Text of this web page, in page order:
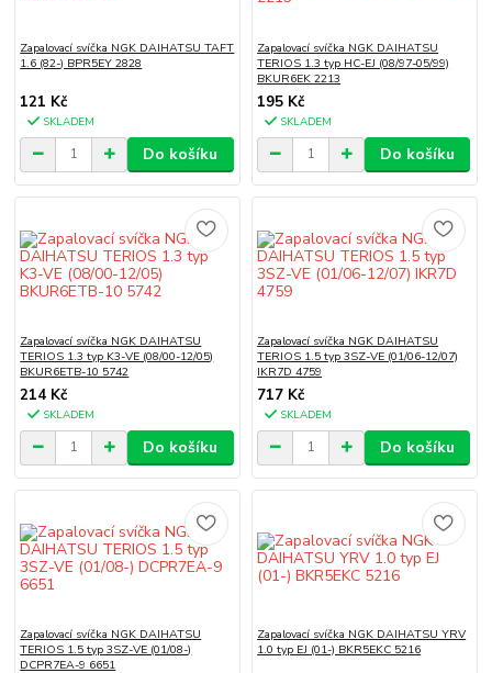
Zapalovací svíčka NGK DAIHATSU TAFT
1.6 (82-) BPR5EY 2828
121 Kč
SKLADEM
Do košíku
Zapalovací svíčka NGK DAIHATSU
TERIOS 1.3 typ HC-EJ (08/97-05/99)
BKUR6EK 2213
195 Kč
SKLADEM
Do košíku
Zapalovací svíčka NGK DAIHATSU
TERIOS 1.3 typ K3-VE (08/00-12/05)
BKUR6ETB-10 5742
214 Kč
SKLADEM
Do košíku
Zapalovací svíčka NGK DAIHATSU
TERIOS 1.5 typ 3SZ-VE (01/06-12/07)
IKR7D 4759
717 Kč
SKLADEM
Do košíku
Zapalovací svíčka NGK DAIHATSU
TERIOS 1.5 typ 3SZ-VE (01/08-)
DCPR7EA-9 6651
Zapalovací svíčka NGK DAIHATSU YRV
1.0 typ EJ (01-) BKR5EKC 5216